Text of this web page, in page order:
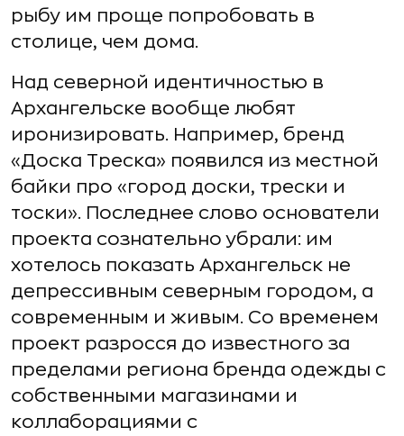
рыбу им проще попробовать в
столице, чем дома.
Над северной идентичностью в
Архангельске вообще любят
иронизировать. Например, бренд
«Доска Треска» появился из местной
байки про «город доски, трески и
тоски». Последнее слово основатели
проекта сознательно убрали: им
хотелось показать Архангельск не
депрессивным северным городом, а
современным и живым. Со временем
проект разросся до известного за
пределами региона бренда одежды с
собственными магазинами и
коллаборациями с